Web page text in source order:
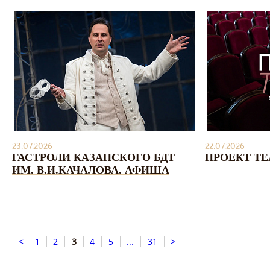
23.07.2026
ГАСТРОЛИ КАЗАНСКОГО БДТ
ИМ. В.И.КАЧАЛОВА. АФИША
22.07.2026
ПРОЕКТ
< 1 2 3 4 5 ... 31 >